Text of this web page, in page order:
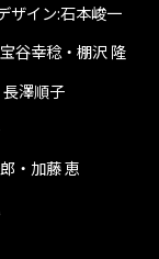
ザイン:石本峻一
谷幸稔・棚沢 隆
澤順子
・加藤 恵